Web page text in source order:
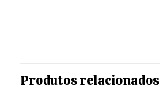
Produtos relacionados